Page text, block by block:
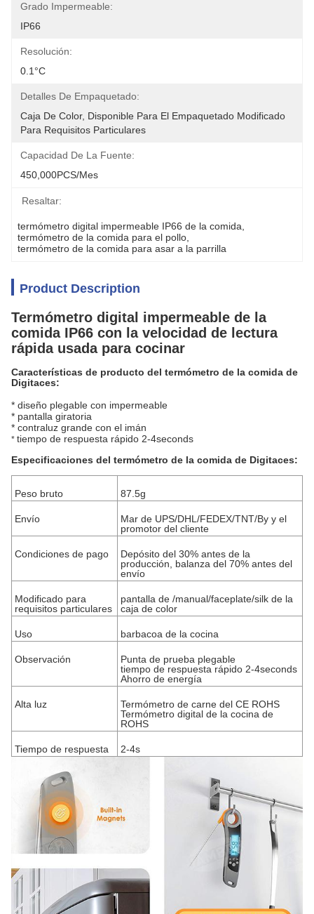
Grado Impermeable:
IP66
Resolución:
0.1°C
Detalles De Empaquetado:
Caja De Color, Disponible Para El Empaquetado Modificado
Para Requisitos Particulares
Capacidad De La Fuente:
450,000PCS/mes
Resaltar:
termómetro digital impermeable IP66 de la comida
termómetro de la comida para el pollo
termómetro de la comida para asar a la parrilla
Product Description
Termómetro digital impermeable de la
comida IP66 con la velocidad de lectura
rápida usada para cocinar
Características de producto del termómetro de la comida de
Digitaces:
* diseño plegable con impermeable
* pantalla giratoria
* contraluz grande con el imán
* tiempo de respuesta rápido 2-4seconds
Especificaciones del termómetro de la comida de Digitaces:
Peso bruto 87.5g
Envío
Mar de UPS/DHL/FEDEX/TNT/By y el
promotor del cliente
Condiciones de pago
Depósito del 30% antes de la
producción, balanza del 70% antes del
envío
Modificado para
requisitos particulares
pantalla de /manual/faceplate/silk de la
caja de color
Uso barbacoa de la cocina
Observación
Punta de prueba plegable
tiempo de respuesta rápido 2-4seconds
Ahorro de energía
Alta luz
Termómetro de carne del CE ROHS
Termómetro digital de la cocina de
ROHS
Tiempo de respuesta 2-4s